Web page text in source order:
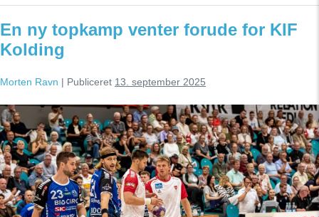
En ny topkamp venter forude for KIF
Kolding
Morten Ravn | Publiceret 13. september 2025
En
ny
topkamp
venter
forude
for